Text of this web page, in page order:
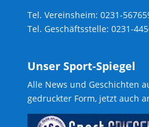
Tel. Vereinsheim: 0231-
Tel. Geschäftsstelle: 0231-
Unser Sport-Spiegel
Alle News und Geschichten
gedruckter Form, jetzt auch